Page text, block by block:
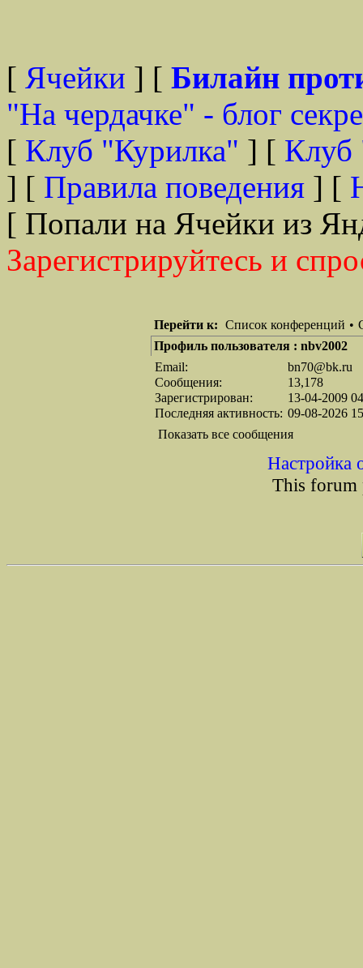
[ Ячейки ] [ Билайн
"На чердачке" - блог
[ Клуб "Курилка" ] [ Клуб
] [ Правила поведения ] [
[ Попали на Ячейки из
Зарегистрируйтесь и
Перейти к: Список конференций •
Профиль пользователя : nbv2002
Email:
bn70@bk.ru
Сообщения:
13,178
Зарегистрирован:
13-04-2009
Последняя активность: 09-08-2026
Показать все сообщения
Настройка
This